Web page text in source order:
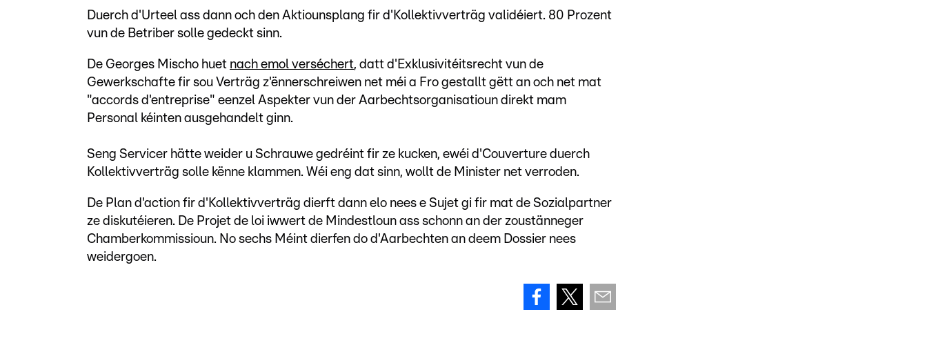
Duerch d'Urteel ass dann och den Aktiounsplang fir d'Kollektivverträg validéiert. 80 Prozent
vun de Betriber solle gedeckt sinn.
De Georges Mischo huet nach emol verséchert, datt d'Exklusivitéitsrecht vun de
Gewerkschafte fir sou Verträg z'ënnerschreiwen net méi a Fro gestallt gëtt an och net mat
"accords d'entreprise" eenzel Aspekter vun der Aarbechtsorganisatioun direkt mam
Personal kéinten ausgehandelt ginn.
Seng Servicer hätte weider u Schrauwe gedréint fir ze kucken, ewéi d'Couverture duerch
Kollektivverträg solle kënne klammen. Wéi eng dat sinn, wollt de Minister net verroden.
De Plan d'action fir d'Kollektivverträg dierft dann elo nees e Sujet gi fir mat de Sozialpartner
ze diskutéieren. De Projet de loi iwwert de Mindestloun ass schonn an der zoustänneger
Chamberkommissioun. No sechs Méint dierfen do d'Aarbechten an deem Dossier nees
weidergoen.